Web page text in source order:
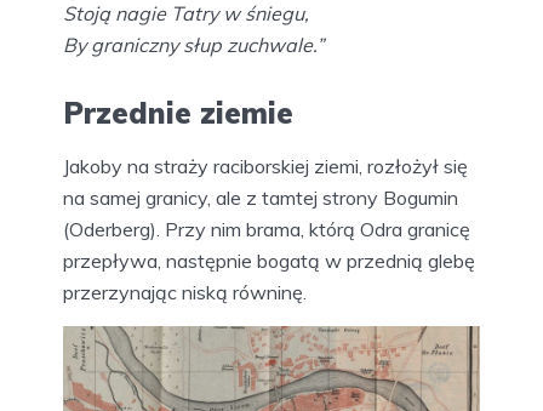
Stoją nagie Tatry w śniegu,
By graniczny słup zuchwale.”
Przednie ziemie
Jakoby na straży raciborskiej ziemi, rozłożył się
na samej granicy, ale z tamtej strony Bogumin
(Oderberg). Przy nim brama, którą Odra granicę
przepływa, następnie bogatą w przednią glebę
przerzynając niską równinę.